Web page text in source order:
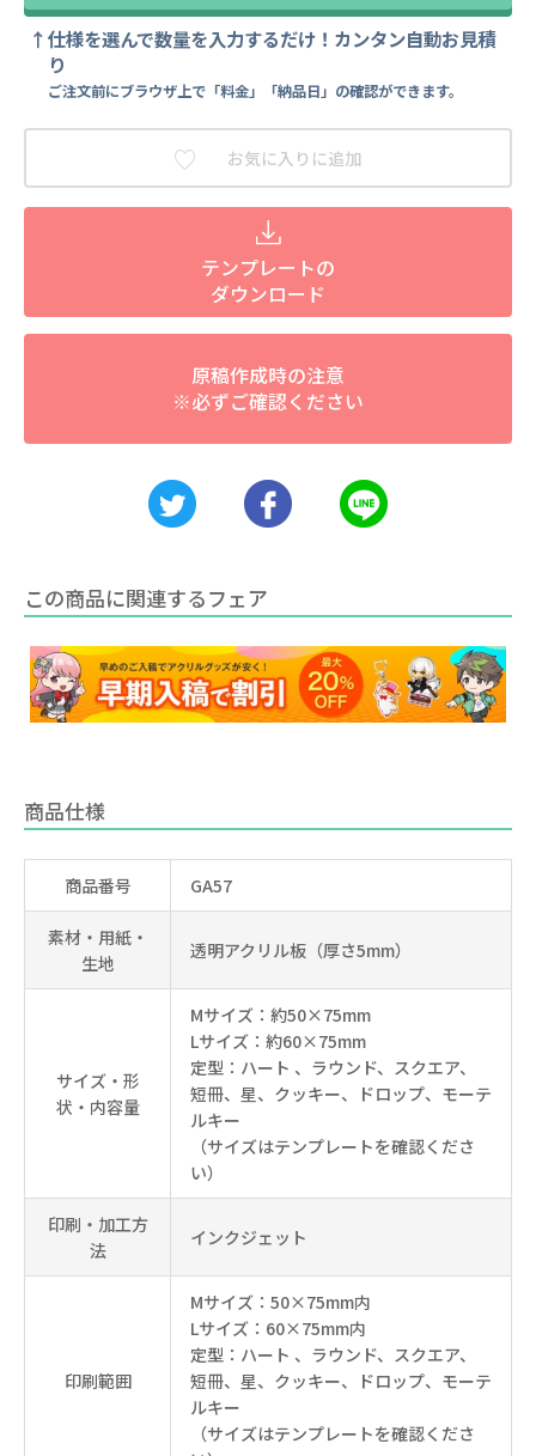
仕様を選んで数量を入力するだけ！カンタン自動お見積
り
ご注文前にブラウザ上で「料金」「納品日」の確認ができます。
お気に入りに追加
テンプレートの
ダウンロード
原稿作成時の注意
※必ずご確認ください
この商品に関連するフェア
商品仕様
商品番号 GA57
素材・用紙・
生地
透明アクリル板（厚さ5mm）
サイズ・形
状・内容量
Mサイズ：約50×75mm
Lサイズ：約60×75mm
定型：ハート 、ラウンド、スクエア、
短冊、星、クッキー、ドロップ、モーテ
ルキー
（サイズはテンプレートを確認くださ
い）
印刷・加工方
法
インクジェット
印刷範囲
Mサイズ：50×75mm内
Lサイズ：60×75mm内
定型：ハート 、ラウンド、スクエア、
短冊、星、クッキー、ドロップ、モーテ
ルキー
（サイズはテンプレートを確認くださ